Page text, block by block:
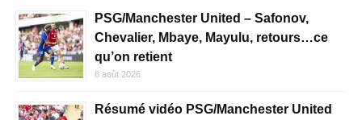
PSG/Manchester United – Safonov,
Chevalier, Mbaye, Mayulu, retours…ce
qu’on retient
8 août 2026
Résumé vidéo PSG/Manchester United